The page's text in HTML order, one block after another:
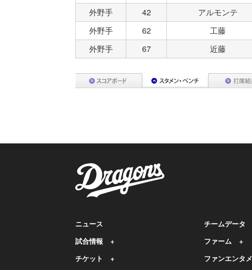
外野手
42
アルモンテ
外野手
62
工藤
外野手
67 近藤
ニュース
試合情報
チケット
チームデータ
ファーム
ファンエンタメ